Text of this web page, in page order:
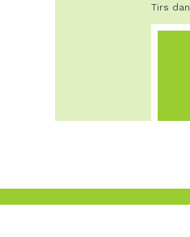
Tirs